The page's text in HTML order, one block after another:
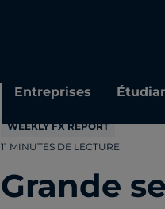
Entreprises
WEEKLY FX REPORT
11 MINUTES DE LECTURE
Grande